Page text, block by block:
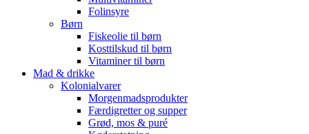
Folinsyre
Børn
Fiskeolie til børn
Kosttilskud til børn
Vitaminer til børn
Mad & drikke
Kolonialvarer
Morgenmadsprodukter
Færdigretter og supper
Grød, mos & puré